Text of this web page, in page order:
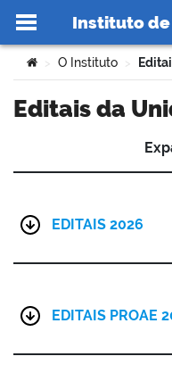
Ir para o conteúdo
Instituto de
portal
Você está aqui:
> O Instituto >
Editais da
EDITAIS 2026
EDITAIS PROAE